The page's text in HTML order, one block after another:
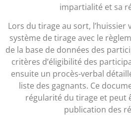
impartialité et sa
Lors du tirage au sort,
système de tirage avec le
de la base de données des
critères d’éligibilité des
ensuite un procès-verbal
liste des gagnants. Ce
régularité du tirage et peut
publication des